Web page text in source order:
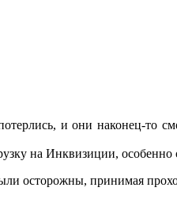
и они наконец-то
на Инквизиции, особенно
осторожны, принимая